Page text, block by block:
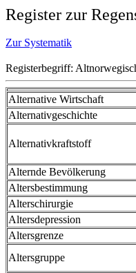
Register zur
Zur Systematik
Registerbegriff:
Alternative Wirtschaft
Alternativgeschichte
Alternativkraftstoff
Alternde Bevölkerung
Altersbestimmung
Alterschirurgie
Altersdepression
Altersgrenze
Altersgruppe